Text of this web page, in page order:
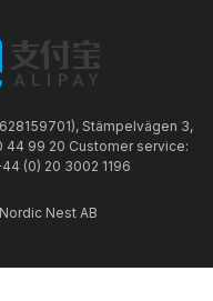
Stämpelvägen 3,
44 99 20 Customer service:
(0) 20 3002 1196
Nest AB